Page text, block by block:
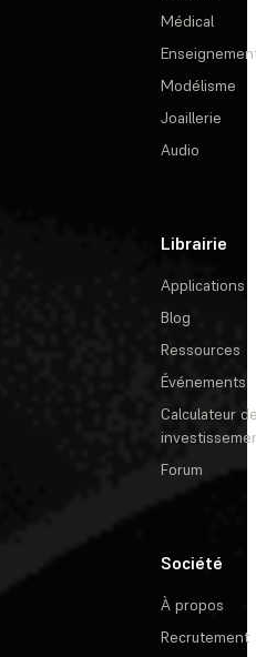
Médical
Modélisme
Joaillerie
Audio
Librairie
Applications
Blog
Ressources
Événements
Calculateur
Forum
Société
À propos
Recrutement